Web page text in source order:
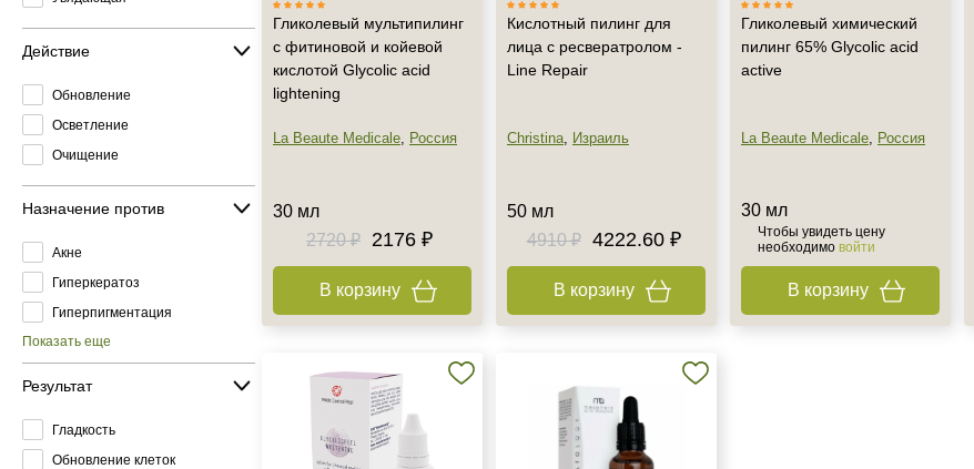
Действие
Обновление
Осветление
Очищение
Назначение против
Акне
Гиперкератоз
Гиперпигментация
Показать еще
Результат
Гладкость
Обновление клеток
Гликолевый мультипилинг
с фитиновой и койевой
кислотой Glycolic acid
lightening
La Beaute Medicale, Россия
30 мл
2720 ₽
2176 ₽
В корзину
Кислотный пилинг для
лица с ресвератролом -
Line Repair
Christina, Израиль
50 мл
4910 ₽
4222.60 ₽
В корзину
Гликолевый химический
пилинг 65% Glycolic acid
active
La Beaute Medicale, Россия
30 мл
Чтобы увидеть цену
необходимо войти
В корзину